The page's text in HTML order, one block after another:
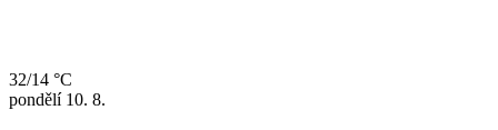
32/14 °C
pondělí 10. 8.